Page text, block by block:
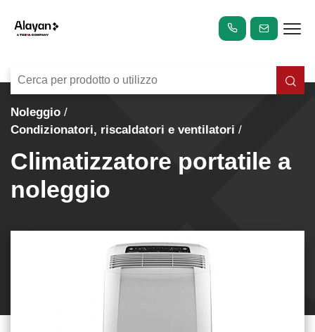
Noleggio
Condizionatori, riscaldatori e ventilatori
Climatizzatore portatile a
noleggio